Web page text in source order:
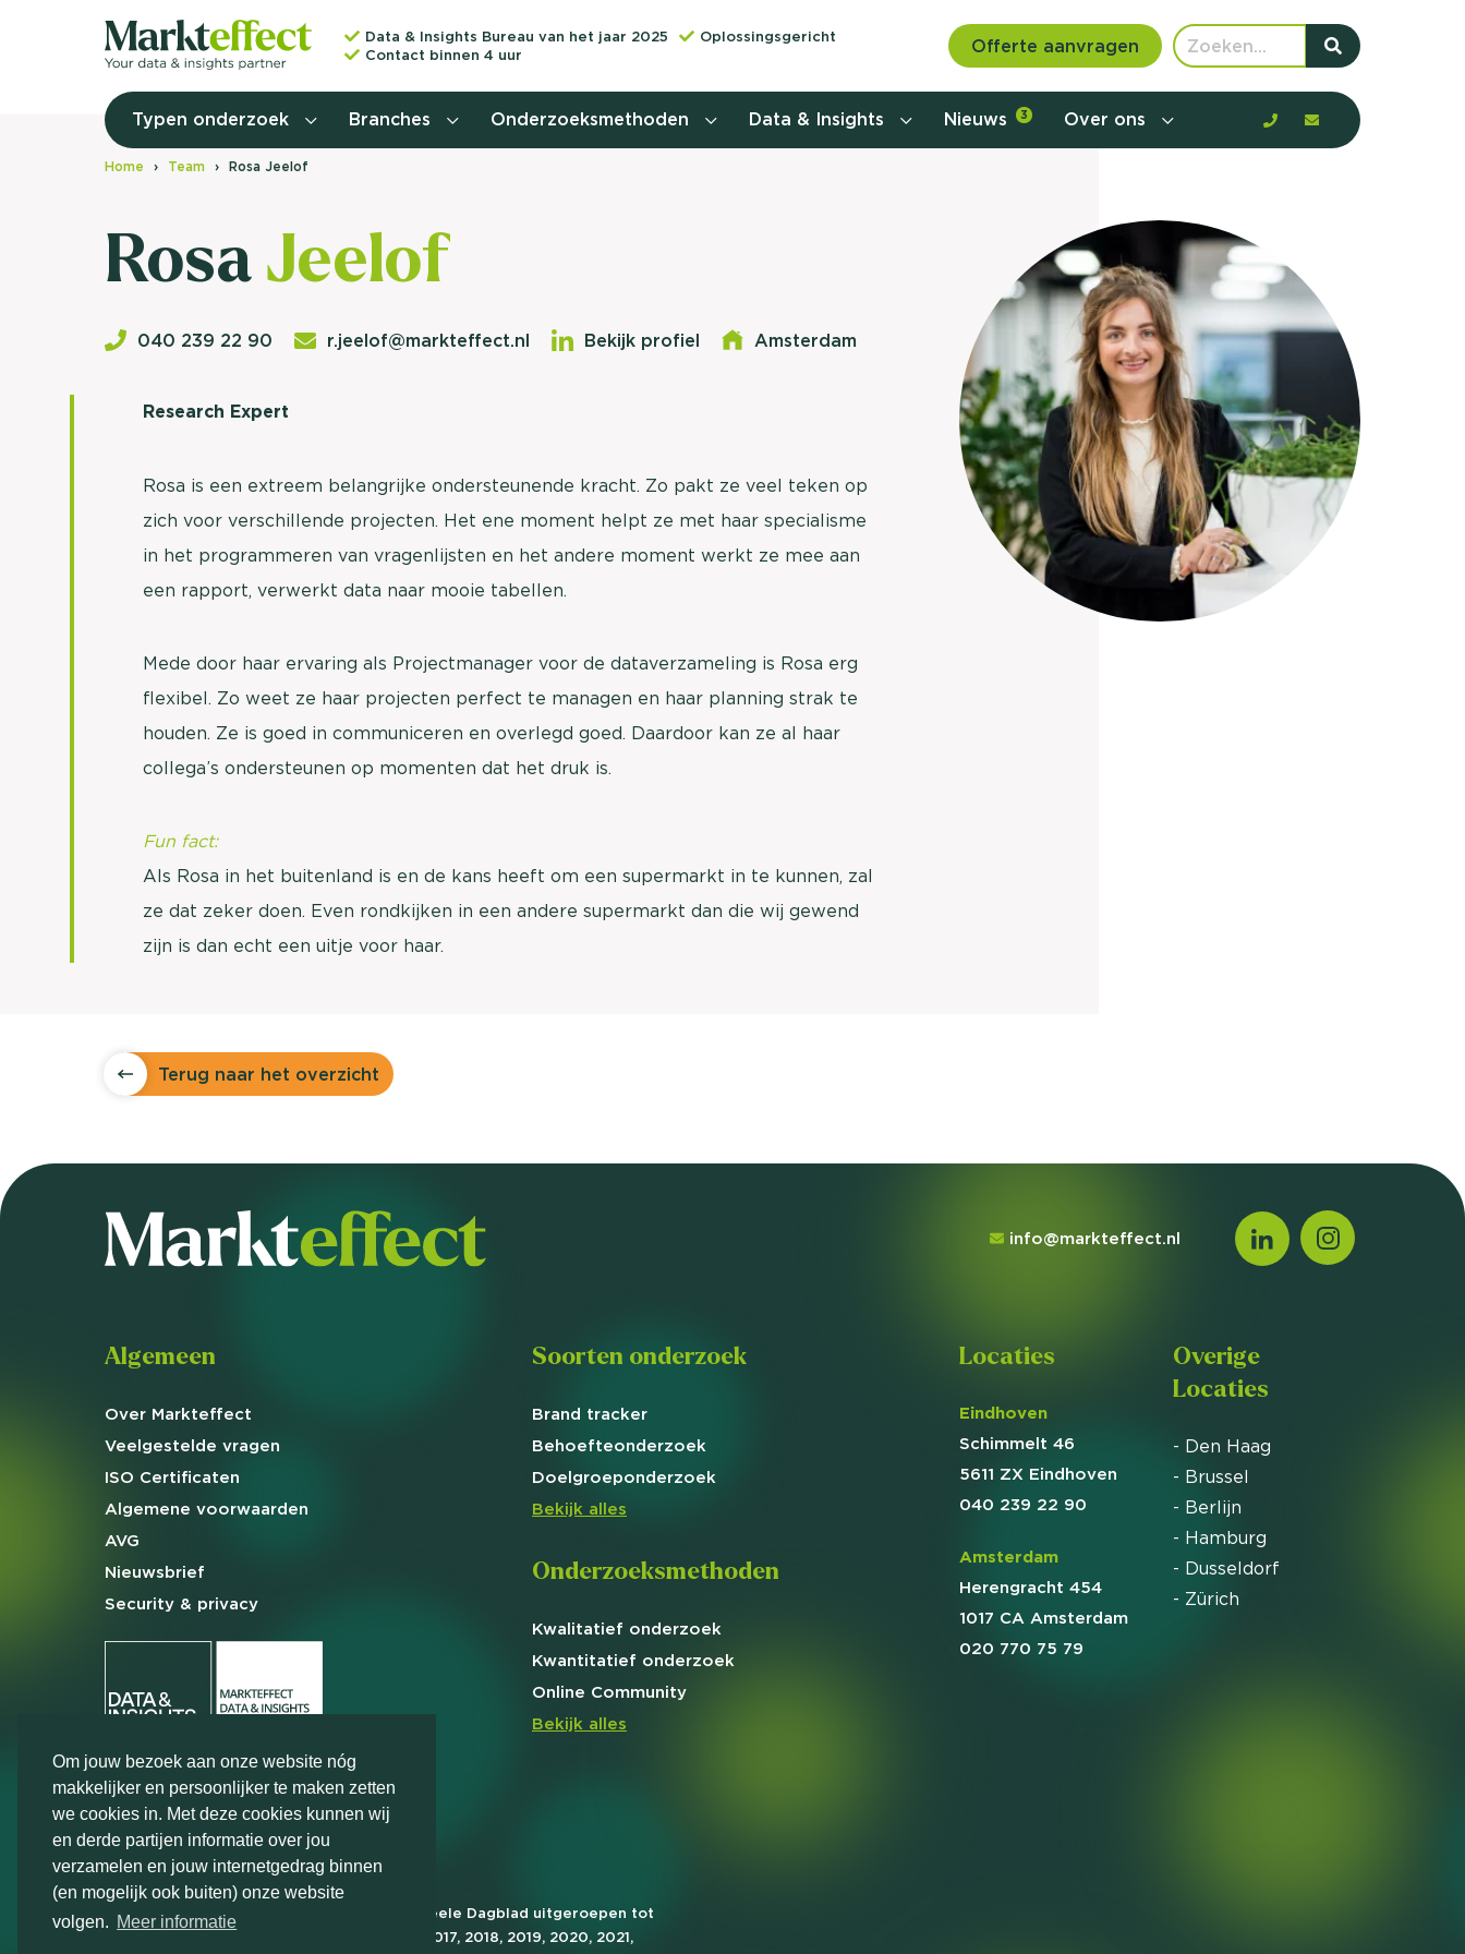
Om jouw bezoek aan onze website nóg
makkelijker en persoonlijker te maken zetten
we cookies in. Met deze cookies kunnen wij
en derde partijen informatie over jou
verzamelen en jouw internetgedrag binnen
(en mogelijk ook buiten) onze website
volgen. Meer informatie
Data & Insights Bureau van het jaar 2025
Oplossingsgericht
Contact binnen 4 uur
Offerte aanvragen
Typen onderzoek
Onderzoek (NSKO)
Usage & attitude onderzoek
UX-onderzoek
Relevantere communicatie en aanbod door de
customer journey, de barrières en gedrag in kaart te
brengen. Benieuwd hoe?
Client Consultant
Branches Onderzoeksmethoden Data & Insights Nieuws 3 Over ons
Home Team Rosa Jeelof
RosaJeelof
040 239 22 90 r.jeelof@markteffect.nl Bekijk profiel Amsterdam
Research Expert
Rosa is een extreem belangrijke ondersteunende kracht. Zo pakt ze veel teken op
zich voor verschillende projecten. Het ene moment helpt ze met haar specialisme
in het programmeren van vragenlijsten en het andere moment werkt ze mee aan
een rapport, verwerkt data naar mooie tabellen.
Mede door haar ervaring als Projectmanager voor de dataverzameling is Rosa erg
flexibel. Zo weet ze haar projecten perfect te managen en haar planning strak te
houden. Ze is goed in communiceren en overlegd goed. Daardoor kan ze al haar
collega’s ondersteunen op momenten dat het druk is.
Fun fact:
Als Rosa in het buitenland is en de kans heeft om een supermarkt in te kunnen, zal
ze dat zeker doen. Even rondkijken in een andere supermarkt dan die wij gewend
zijn is dan echt een uitje voor haar.
Terug naar het overzicht
info@markteffect.nl
Algemeen
Over Markteffect
Veelgestelde vragen
ISO Certificaten
Algemene voorwaarden
AVG
Nieuwsbrief
Security & privacy
Soorten onderzoek
Brand tracker
Behoefteonderzoek
Doelgroeponderzoek
Bekijk alles
Onderzoeksmethoden
Kwalitatief onderzoek
Kwantitatief onderzoek
Online Community
Bekijk alles
Locaties
Eindhoven
Schimmelt 46
5611 ZX Eindhoven
040 239 22 90
Amsterdam
Herengracht 454
1017 CA Amsterdam
020 770 75 79
Overige
Locaties
- Den Haag
- Brussel
- Berlijn
- Hamburg
- Dusseldorf
- Zürich
Markteffect is door het Financieele Dagblad uitgeroepen tot
FD Gazelle in 2012, 2015, 2016, 2017, 2018, 2019, 2020, 2021,